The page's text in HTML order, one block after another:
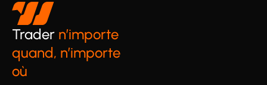
Trader n’importe
quand, n’importe
où